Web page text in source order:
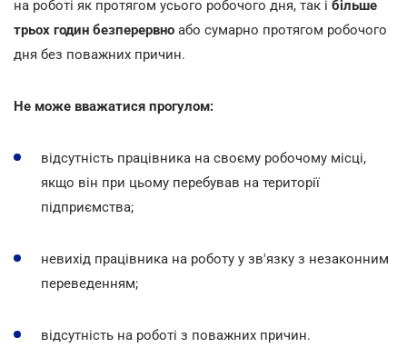
на роботі як протягом усього робочого дня, так і більше
трьох годин безперервно або сумарно протягом робочого
дня без поважних причин.
Не може вважатися прогулом:
відсутність працівника на своєму робочому місці,
якщо він при цьому перебував на території
підприємства;
невихід працівника на роботу у зв'язку з незаконним
переведенням;
відсутність на роботі з поважних причин.